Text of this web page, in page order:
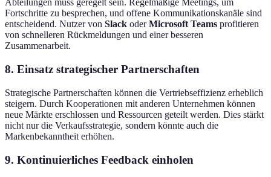
Abteilungen muss geregelt sein. Regelmäßige Meetings, um
Fortschritte zu besprechen, und offene Kommunikationskanäle sind
entscheidend. Nutzer von Slack oderMicrosoft Teams profitieren
von schnelleren Rückmeldungen und einer besseren
Zusammenarbeit.
8. Einsatz strategischer Partnerschaften
Strategische Partnerschaften können die Vertriebseffizienz erheblich
steigern. Durch Kooperationen mit anderen Unternehmen können
neue Märkte erschlossen und Ressourcen geteilt werden. Dies stärkt
nicht nur die Verkaufsstrategie, sondern könnte auch die
Markenbekanntheit erhöhen.
9. Kontinuierliches Feedback einholen